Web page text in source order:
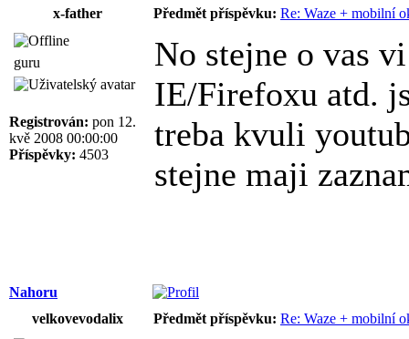
x-father
Předmět příspěvku: Re: Waze + mobilní
guru
Registrován: pon 12.
kvě 2008 00:00:00
Příspěvky: 4503
No stejne o vas
IE/Firefoxu atd.
treba kvuli
stejne maji
Nahoru
velkovevodalix
Předmět příspěvku: Re: Waze + mobilní